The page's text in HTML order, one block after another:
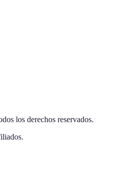
los derechos reservados.